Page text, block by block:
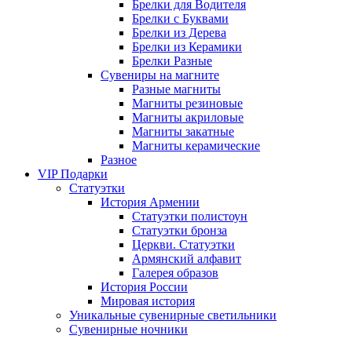
Брелки для Водителя
Брелки с Буквами
Брелки из Дерева
Брелки из Керамики
Брелки Разные
Сувениры на магните
Разные магниты
Магниты резиновые
Магниты акриловые
Магниты закатные
Магниты керамические
Разное
VIP Подарки
Статуэтки
История Армении
Статуэтки полистоун
Статуэтки бронза
Церкви. Статуэтки
Армянский алфавит
Галерея образов
История России
Мировая история
Уникальные сувенирные светильники
Сувенирные ночники